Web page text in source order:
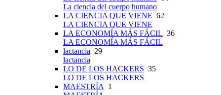
La ciencia del cuerpo humano
LA CIENCIA QUE VIENE 62
LA CIENCIA QUE VIENE
LA ECONOMÍA MÁS FÁCIL 36
LA ECONOMÍA MÁS FÁCIL
lactancia 29
lactancia
LO DE LOS HACKERS 35
LO DE LOS HACKERS
MAESTRÍA
1